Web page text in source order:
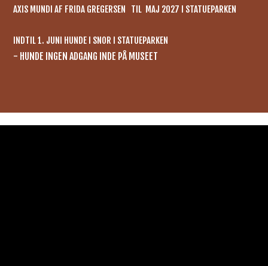
AXIS MUNDI AF FRIDA GREGERSEN TIL MAJ 2027​ I STATUEPARKEN
INDTIL 1. JUNI HUNDE I SNOR I STATUEPARKEN
- HUNDE INGEN ADGANG INDE PÅ MUSEET